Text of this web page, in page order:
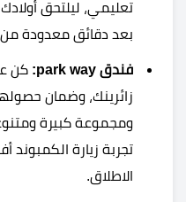
تعليمي، ليلتحق
بعد دقائق معدودة من
فندق park way:
كن
زائرينك، وضمان
ومجموعة كبيرة
تجربة زيارة
الاطلاق.